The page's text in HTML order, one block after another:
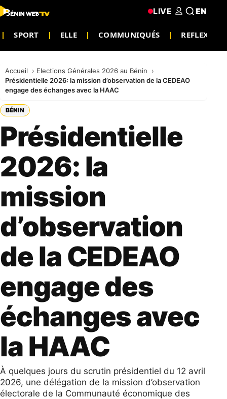
SPORT ELLE COMMUNIQUÉS REFLEXION
LIVE EN
Accueil
Elections Générales 2026 au Bénin
Présidentielle 2026: la mission d’observation de la CEDEAO
engage des échanges avec la HAAC
BÉNIN
Présidentielle
2026: la
mission
d’observation
de la CEDEAO
engage des
échanges avec
la HAAC
À quelques jours du scrutin présidentiel du 12 avril
2026, une délégation de la mission d’observation
électorale de la Communauté économique des